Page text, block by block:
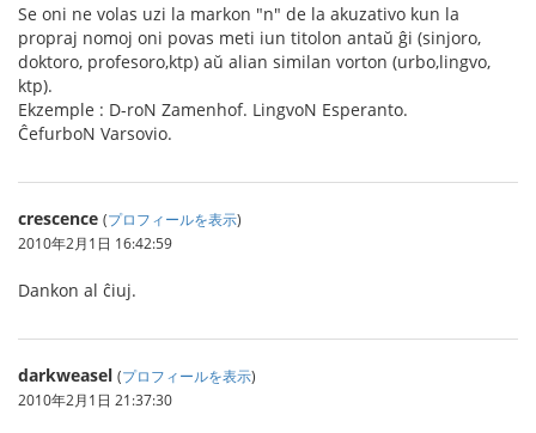
Se oni ne volas uzi la markon "n" de la akuzativo kun la
propraj nomoj oni povas meti iun titolon antaŭ ĝi (sinjoro,
doktoro, profesoro,ktp) aŭ alian similan vorton (urbo,lingvo,
ktp).
Ekzemple : D-roN Zamenhof. LingvoN Esperanto.
ĈefurboN Varsovio.
crescence (プロフィールを表示)
2010年2月1日 16:42:59
Dankon al ĉiuj.
darkweasel (プロフィールを表示)
2010年2月1日 21:37:30